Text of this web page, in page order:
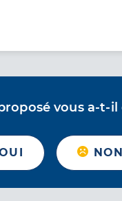
vous a-t-il
NON